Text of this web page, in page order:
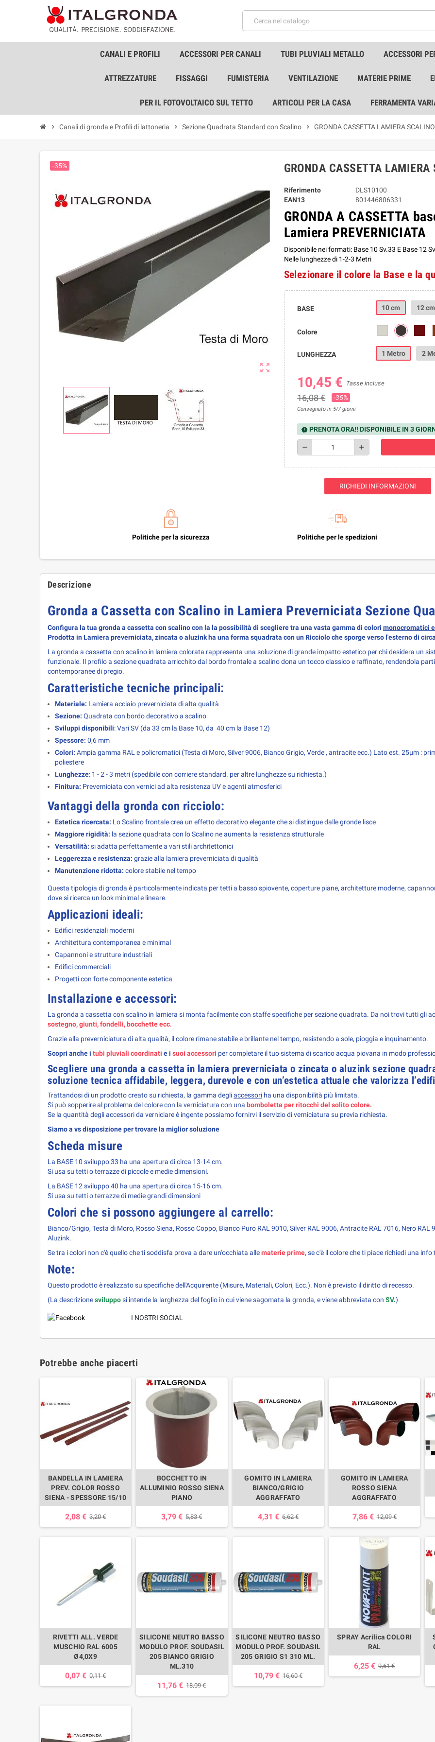
CANALI E PROFILI ACCESSORI PER CANALI TUBI PLUVIALI METALLO ACCESSORI
ATTREZZATURE FISSAGGI FUMISTERIA VENTILAZIONE MATERIE PRIME
PER IL FOTOVOLTAICO SUL TETTO ARTICOLI PER LA CASA FERRAMENTA
chevron_right Canali di gronda e Profili di lattoneria chevron_right Sezione Quadrata Standard con Scalino chevron_right GRONDA CASSETTA LAMIERA SCALINO
zoom_out_map
-35% GRONDA CASSETTA LAMIERA
Riferimento
DLS10100
EAN13
801446806331
GRONDA A CASSETTA
Lamiera PREVERNICIATA
Disponibile nei formati: Base 10 Sv.33 E Base 12
Nelle lunghezze di 1-2-3 Metri
Selezionare il colore la Base e la
BASE 10 cm 12 cm
Colore
LUNGHEZZA 1 Metro 2
10,45 € Tasse incluse
16,08 € -35%
Consegnato in 5/7 giorni
new_releases PRENOTA ORA!! DISPONIBILE IN 3
remove add
RICHIEDI INFORMAZIONI
Politiche per la sicurezza Politiche per le spedizioni
Descrizione
Gronda a Cassetta con Scalino in Lamiera Preverniciata Sezione
Configura la tua gronda a cassetta con scalino con la la possibilità di scegliere tra una vasta gamma di colori monocromatici
Prodotta in Lamiera preverniciata, zincata o aluzink ha una forma squadrata con un Ricciolo che sporge verso l'esterno di
La gronda a cassetta con scalino in lamiera colorata rappresenta una soluzione di grande impatto estetico per chi desidera un
funzionale. Il profilo a sezione quadrata arricchito dal bordo frontale a scalino dona un tocco classico e raffinato, rendendola
contemporanee di pregio.
Caratteristiche tecniche principali:
Materiale: Lamiera acciaio preverniciata di alta qualità
Sezione: Quadrata con bordo decorativo a scalino
Sviluppi disponibili: Vari SV (da 33 cm la Base 10, da 40 cm la Base 12)
Spessore: 0,6 mm
Colori: Ampia gamma RAL e policromatici (Testa di Moro, Silver 9006, Bianco Grigio, Verde , antracite ecc.) Lato est. 25µm :
poliestere
Lunghezze: 1 - 2 - 3 metri (spedibile con corriere standard. per altre lunghezze su richiesta.)
Finitura: Preverniciata con vernici ad alta resistenza UV e agenti atmosferici
Vantaggi della gronda con ricciolo:
Estetica ricercata: Lo Scalino frontale crea un effetto decorativo elegante che si distingue dalle gronde lisce
Maggiore rigidità: la sezione quadrata con lo Scalino ne aumenta la resistenza strutturale
Versatilità: si adatta perfettamente a vari stili architettonici
Leggerezza e resistenza: grazie alla lamiera preverniciata di qualità
Manutenzione ridotta: colore stabile nel tempo
Questa tipologia di gronda è particolarmente indicata per tetti a basso spiovente, coperture piane, architetture moderne,
dove si ricerca un look minimal e lineare.
Applicazioni ideali:
Edifici residenziali moderni
Architettura contemporanea e minimal
Capannoni e strutture industriali
Edifici commerciali
Progetti con forte componente estetica
Installazione e accessori:
La gronda a cassetta con scalino in lamiera si monta facilmente con staffe specifiche per sezione quadrata. Da noi trovi tutti gli
sostegno, giunti, fondelli, bocchette ecc.
Grazie alla preverniciatura di alta qualità, il colore rimane stabile e brillante nel tempo, resistendo a sole, pioggia e inquinamento.
Scopri anche i tubi pluviali coordinati e i suoi accessori per completare il tuo sistema di scarico acqua piovana in modo
Scegliere una gronda a cassetta in lamiera preverniciata o zincata o aluzink sezione
soluzione tecnica affidabile, leggera, durevole e con un’estetica attuale che valorizza
Trattandosi di un prodotto creato su richiesta, la gamma degliaccessori ha una disponibilità più limitata.
Si può sopperire al problema del colore con la verniciatura con una bomboletta per ritocchi del solito colore.
Se la quantità degli accessori da verniciare è ingente possiamo fornirvi il servizio di verniciatura su previa richiesta.
Siamo a vs disposizione per trovare la miglior soluzione
Scheda misure
La BASE 10 sviluppo 33 ha una apertura di circa 13-14 cm.
Si usa su tetti o terrazze di piccole e medie dimensioni.
La BASE 12 sviluppo 40 ha una apertura di circa 15-16 cm.
Si usa su tetti o terrazze di medie grandi dimensioni
Colori che si possono aggiungere al carrello:
Bianco/Grigio, Testa di Moro, Rosso Siena, Rosso Coppo, Bianco Puro RAL 9010, Silver RAL 9006, Antracite RAL 7016, Nero
Aluzink.
Se tra i colori non c'è quello che ti soddisfa prova a dare un'occhiata allematerie prime,se c'è il colore che ti piace richiedi una
Note:
Questo prodotto è realizzato su specifiche dell'Acquirente (Misure, Materiali, Colori, Ecc.). Non è previsto il diritto di recesso.
(La descrizionesvilupposi intende la larghezza del foglio in cui viene sagomata la gronda, e viene abbreviata con SV.)
I NOSTRI SOCIAL
Potrebbe anche piacerti
BANDELLA IN LAMIERA
PREV. COLOR ROSSO
SIENA - SPESSORE 15/10
2,08 € 3,20 €
BOCCHETTO IN
ALLUMINIO ROSSO SIENA
PIANO
3,79 € 5,83 €
GOMITO IN LAMIERA
BIANCO/GRIGIO
AGGRAFFATO
4,31 € 6,62 €
GOMITO IN LAMIERA
ROSSO SIENA
AGGRAFFATO
7,86 € 12,09 €
RIVETTI ALL. VERDE
MUSCHIO RAL 6005
Ø4,0X9
0,07 € 0,11 €
SILICONE NEUTRO BASSO
MODULO PROF. SOUDASIL
205 BIANCO GRIGIO
ML.310
11,76 € 18,09 €
SILICONE NEUTRO BASSO
MODULO PROF. SOUDASIL
205 GRIGIO S1 310 ML.
10,79 € 16,60 €
SPRAY Acrilica COLORI
RAL
6,25 € 9,61 €